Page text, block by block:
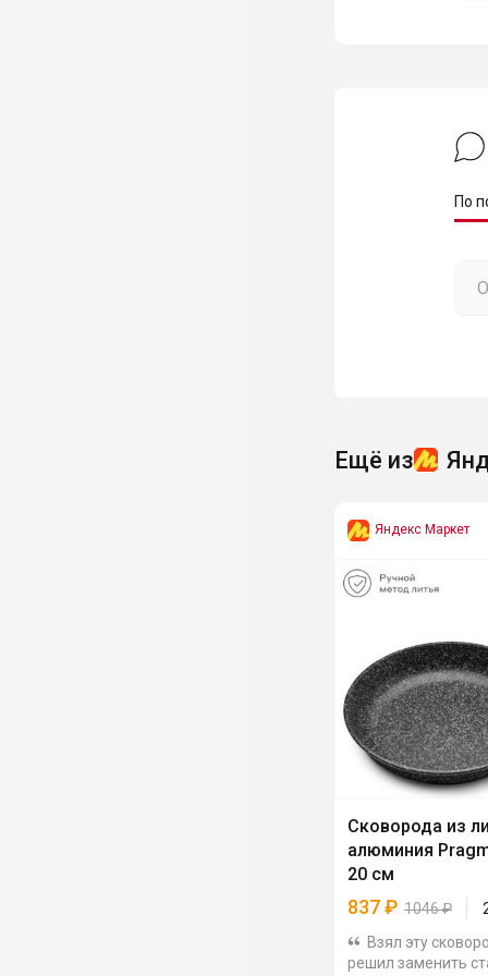
По
Ещё из
Яндекс Маркет
Сковорода из
алюминия
20 см
837₽ 1046₽
Взял эту
решил заменить